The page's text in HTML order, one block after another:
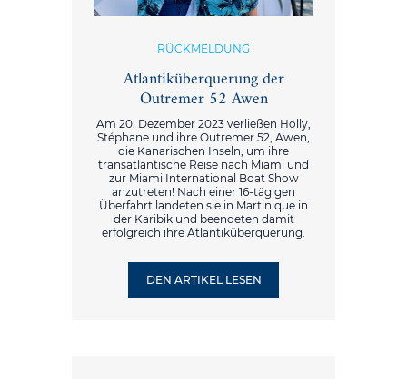
RÜCKMELDUNG
Atlantiküberquerung der
Outremer 52 Awen
Am 20. Dezember 2023 verließen Holly,
Stéphane und ihre Outremer 52, Awen,
die Kanarischen Inseln, um ihre
transatlantische Reise nach Miami und
zur Miami International Boat Show
anzutreten! Nach einer 16-tägigen
Überfahrt landeten sie in Martinique in
der Karibik und beendeten damit
erfolgreich ihre Atlantiküberquerung.
DEN ARTIKEL LESEN